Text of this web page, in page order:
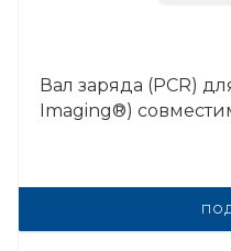
Вал заряда (PCR)
Imaging®)